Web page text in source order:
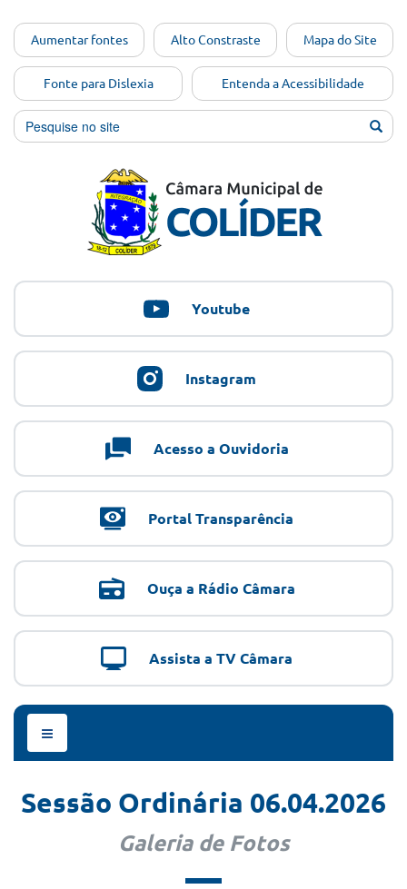
conteúdo
[Alt+1]
Ir para
o menu
[Alt+2]
[Alt+4]
Aumentar fontes Alto Constraste Mapa do Site
Fonte para Dislexia Entenda a Acessibilidade
Youtube
Instagram
Acesso a Ouvidoria
Portal Transparência
Ouça a Rádio Câmara
Assista a TV Câmara
Menu
de
Sessão Ordinária 06.04.2026
Galeria de Fotos